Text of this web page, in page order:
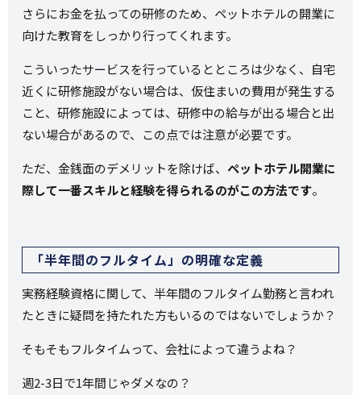
さらにお金を払っての研修のため、ペットホテルの開業に
向けた教育をしっかり行ってくれます。
こういったサービスを行っているとところは少なく、自宅
近くに研修施設がない場合は、仮住まいの費用が発生する
こと、研修施設によっては、研修中の給与が出る場合と出
ない場合があるので、この点では注意が必要です。
ただ、金銭面のデメリットを除けば、 ペットホテル開業に
際して一番スキルと経験を得られるのがこの方法です。
「半年間のフルタイム」の明確な定義
実務経験資格に関して、半年間のフルタイム勤務と言われ
たときに疑問を持たれた方もいるのではないでしょうか？
そもそもフルタイムって、会社によって違うよね？
週2-3日で1年間じゃダメなの？